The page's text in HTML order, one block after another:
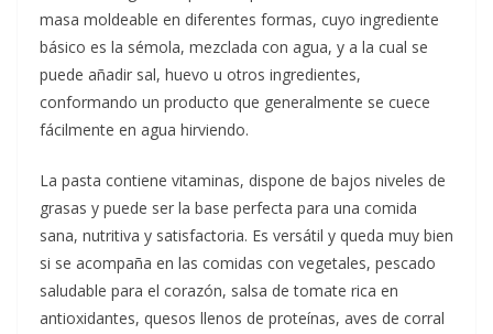
masa moldeable en diferentes formas, cuyo ingrediente
básico es la sémola, mezclada con agua, y a la cual se
puede añadir sal, huevo u otros ingredientes,
conformando un producto que generalmente se cuece
fácilmente en agua hirviendo.
La pasta contiene vitaminas, dispone de bajos niveles de
grasas y puede ser la base perfecta para una comida
sana, nutritiva y satisfactoria. Es versátil y queda muy bien
si se acompaña en las comidas con vegetales, pescado
saludable para el corazón, salsa de tomate rica en
antioxidantes, quesos llenos de proteínas, aves de corral